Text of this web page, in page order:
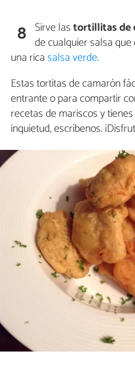
8 Sirve lastortillitas de
de cualquier salsa
una ricasalsa verde.
Estas tortitas de camarón
entrante o para compartir
recetas de mariscos y
inquietud, escríbenos.